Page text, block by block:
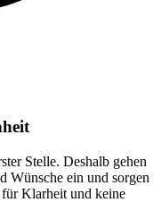
Stelle. Deshalb gehen
Wünsche ein und sorgen
für Klarheit und keine